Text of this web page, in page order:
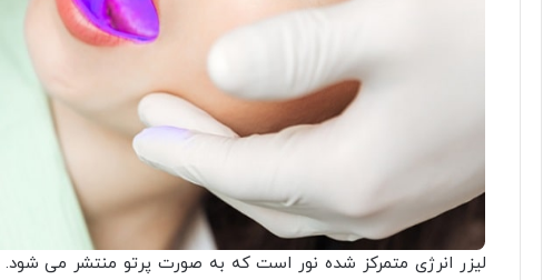
لیزر انرژی متمرکز شده نور است که به صورت پرتو منتشر می